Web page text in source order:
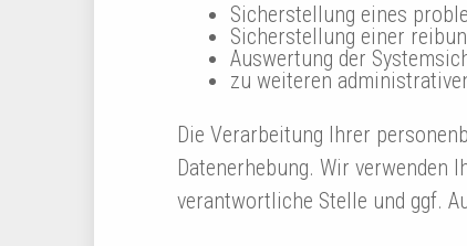
Sicherstellung eines
Sicherstellung einer
Auswertung der
zu weiteren
Die Verarbeitung Ihrer
Datenerhebung. Wir verwenden
verantwortliche Stelle und ggf.